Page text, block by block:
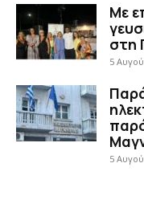
Με
στη
5
5